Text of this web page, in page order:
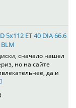
5x112 ET 40 DIA 66.6
BLM
сначало нашел
но на сайте
да и